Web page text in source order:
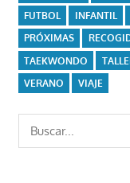
FUTBOL
INFANTIL
PRÓXIMAS
TAEKWONDO
VERANO
VIAJE